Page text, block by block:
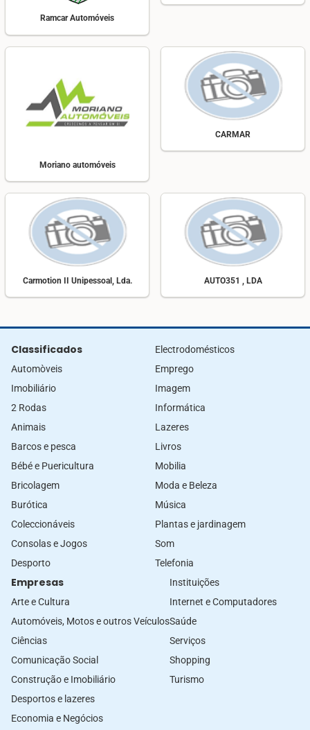
Ramcar Automóveis
Moriano automóveis
CARMAR
Carmotion II Unipessoal, Lda. AUTO351 , LDA
Classificados
Automòveis
Imobiliário
2 Rodas
Animais
Barcos e pesca
Bébé e Puericultura
Bricolagem
Burótica
Coleccionáveis
Consolas e Jogos
Desporto
Electrodomésticos
Emprego
Imagem
Informática
Lazeres
Livros
Mobilia
Moda e Beleza
Música
Plantas e jardinagem
Som
Telefonia
Empresas
Arte e Cultura
Automóveis, Motos e outros Veículos
Ciências
Comunicação Social
Construção e Imobiliário
Desportos e lazeres
Economia e Negócios
Instituições
Internet e Computadores
Saúde
Serviços
Shopping
Turismo